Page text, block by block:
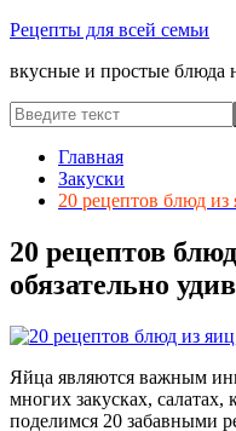
Перейти
содержимому
Рецепты для всей семьи
вкусные и простые
Главная
Закуски
20 рецептов блюд из
20 рецептов
обязательно
Яйца являются важным
многих закусках,
поделимся 20 забавными